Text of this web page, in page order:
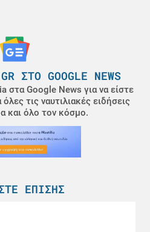
ΣΤΟ GOOGLE NEWS
στα Google News για να είστε
τις ναυτιλιακές ειδήσεις
και όλο τον κόσμο.
ΕΠΊΣΗΣ